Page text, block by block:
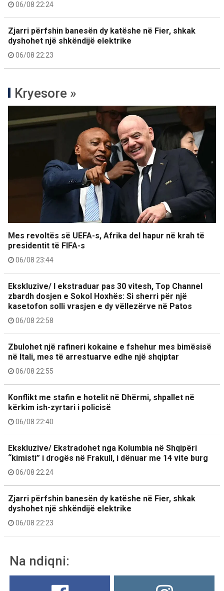
06/08 22:24
Zjarri përfshin banesën dy katëshe në Fier, shkak
dyshohet një shkëndijë elektrike
06/08 22:23
Kryesore »
Mes revoltës së UEFA-s, Afrika del hapur në krah të
presidentit të FIFA-s
06/08 23:44
Ekskluzive/ I ekstraduar pas 30 vitesh, Top Channel
zbardh dosjen e Sokol Hoxhës: Si sherri për një
kasetofon solli vrasjen e dy vëllezërve në Patos
06/08 22:58
Zbulohet një rafineri kokaine e fshehur mes bimësisë
në Itali, mes të arrestuarve edhe një shqiptar
06/08 22:55
Konflikt me stafin e hotelit në Dhërmi, shpallet në
kërkim ish-zyrtari i policisë
06/08 22:40
Ekskluzive/ Ekstradohet nga Kolumbia në Shqipëri
“kimisti” i drogës në Frakull, i dënuar me 14 vite burg
06/08 22:24
Zjarri përfshin banesën dy katëshe në Fier, shkak
dyshohet një shkëndijë elektrike
06/08 22:23
Na ndiqni: